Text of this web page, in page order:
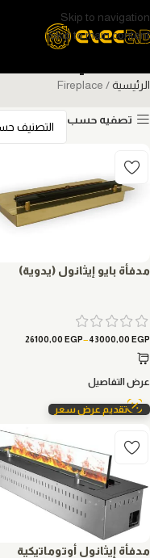
Skip to navigation
Skip to main content
Fireplace
الرئيسية Fireplace
تصفيه حسب
مدفأة بايو إيثانول (يدوية)
26100,00 EGP–43000,00 EGP
عرض التفاصيل
تقديم عرض سعر
مدفأة إيثانول أوتوماتيكية